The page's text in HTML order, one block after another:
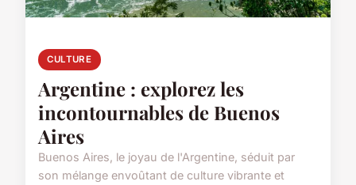
CULTURE
Argentine : explorez les
incontournables de Buenos
Aires
Buenos Aires, le joyau de l'Argentine, séduit par
son mélange envoûtant de culture vibrante et